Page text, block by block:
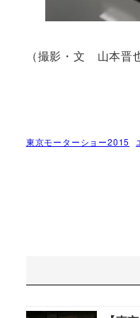
（撮影・文 山本晋
東京モーターショー2015